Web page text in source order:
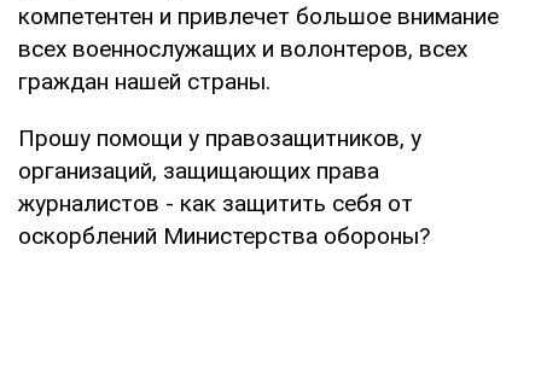
компетентен и привлечет большое внимание
всех военнослужащих и волонтеров, всех
граждан нашей страны.
Прошу помощи у правозащитников, у
организаций, защищающих права
журналистов - как защитить себя от
оскорблений Министерства обороны?